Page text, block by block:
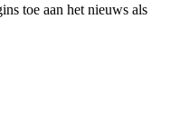
toe aan het nieuws als